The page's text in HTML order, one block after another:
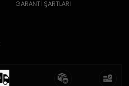
GARANTİ ŞARTLARI